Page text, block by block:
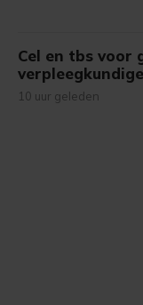
Cel en tbs voor
10 uur geleden